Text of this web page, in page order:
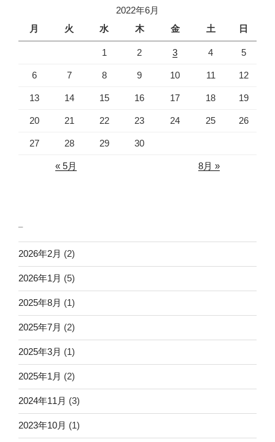
2022年6月
月
火 水 木 金 土 日
1 2 3 4 5
6 7 8 9 10 11 12
13 14 15 16 17 18 19
20 21 22 23 24 25 26
27 28 29 30
« 5月 8月 »
2026年2月 (2)
2026年1月 (5)
2025年8月 (1)
2025年7月 (2)
2025年3月 (1)
2025年1月 (2)
2024年11月 (3)
2023年10月 (1)